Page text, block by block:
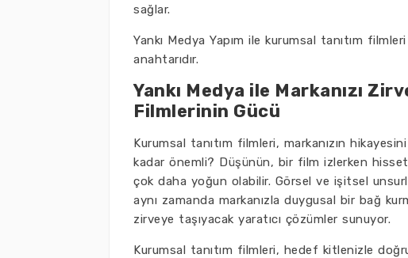
sağlar.
Yankı Medya Yapım ile kurumsal tanıtım
anahtarıdır.
Yankı Medya ile Markanızı
Filmlerinin Gücü
Kurumsal tanıtım filmleri, markanızın
kadar önemli? Düşünün, bir film izlerken
çok daha yoğun olabilir. Görsel ve işitsel
aynı zamanda markanızla duygusal bir bağ
zirveye taşıyacak yaratıcı çözümler sunuyor.
Kurumsal tanıtım filmleri, hedef kitlenizle